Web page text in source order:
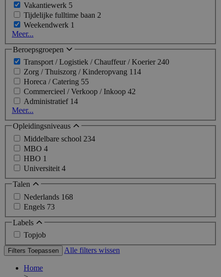
Vakantiewerk 5
Tijdelijke fulltime baan 2
Weekendwerk 1
Meer...
Beroepsgroepen
Transport / Logistiek / Chauffeur / Koerier240
Zorg / Thuiszorg / Kinderopvang 114
Horeca / Catering 55
Commercieel / Verkoop / Inkoop 42
Administratief 14
Meer...
Opleidingsniveaus
Middelbare school 234
MBO 4
HBO 1
Universiteit 4
Talen
Nederlands 168
Engels 73
Labels
Topjob
Filters Toepassen Alle filters wissen
Home